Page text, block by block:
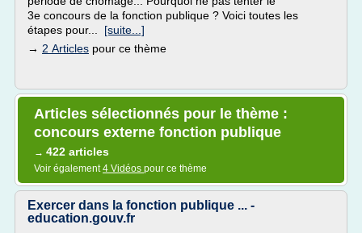
3e concours de la fonction publique ? Voici toutes les
étapes pour... [suite...]
→ 2 Articles pour ce thème
Articles sélectionnés pour le thème :
concours externe fonction publique
→ 422 articles
Voir également4 Vidéos pour ce thème
Exercer dans la fonction publique ... -
education.gouv.fr